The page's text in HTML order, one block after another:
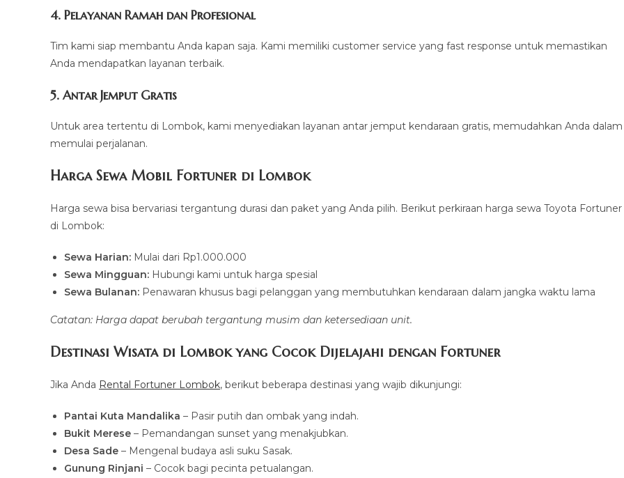
4. Pelayanan Ramah dan Profesional
Tim kami siap membantu Anda kapan saja. Kami memiliki customer service yang fast response untuk memastikan
Anda mendapatkan layanan terbaik.
5. Antar Jemput Gratis
Untuk area tertentu di Lombok, kami menyediakan layanan antar jemput kendaraan gratis, memudahkan Anda dalam
memulai perjalanan.
Harga Sewa Mobil Fortuner di Lombok
Harga sewa bisa bervariasi tergantung durasi dan paket yang Anda pilih. Berikut perkiraan harga sewa Toyota Fortuner
di Lombok:
Sewa Harian: Mulai dari Rp1.000.000
Sewa Mingguan: Hubungi kami untuk harga spesial
Sewa Bulanan: Penawaran khusus bagi pelanggan yang membutuhkan kendaraan dalam jangka waktu lama
Catatan: Harga dapat berubah tergantung musim dan ketersediaan unit.
Destinasi Wisata di Lombok yang Cocok Dijelajahi dengan Fortuner
Jika Anda Rental Fortuner Lombok, berikut beberapa destinasi yang wajib dikunjungi:
Pantai Kuta Mandalika – Pasir putih dan ombak yang indah.
Bukit Merese – Pemandangan sunset yang menakjubkan.
Desa Sade – Mengenal budaya asli suku Sasak.
Gunung Rinjani – Cocok bagi pecinta petualangan.